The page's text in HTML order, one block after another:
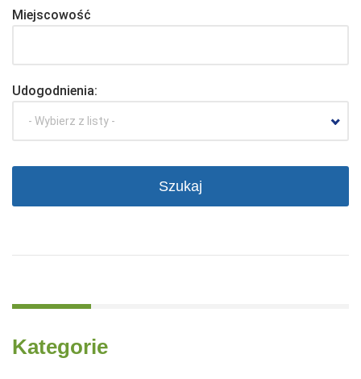
Miejscowość
Udogodnienia:
- Wybierz z listy -
Kategorie